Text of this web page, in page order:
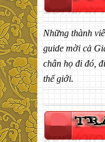
Những thành
guide mời cả
chân họ đi đó,
thế giới.